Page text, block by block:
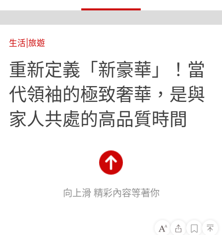
生活 旅遊
重新定義「新豪華」！當
代領袖的極致奢華，是與
家人共處的高品質時間
向上滑 精彩內容等著你